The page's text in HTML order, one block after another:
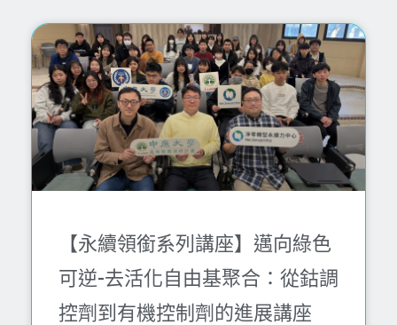
【永續領銜系列講座】邁向綠色
可逆-去活化自由基聚合：從鈷調
控劑到有機控制劑的進展講座